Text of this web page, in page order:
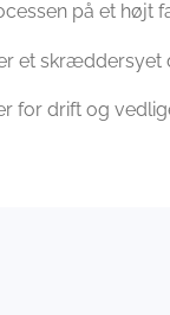
på et højt
et skræddersyet
for drift og